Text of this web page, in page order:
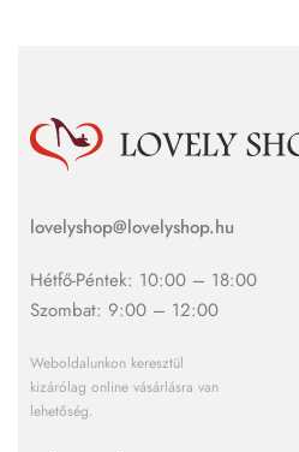
lovelyshop@lovelyshop.hu
Hétfő-Péntek: 10:00 – 18:00
Szombat: 9:00 – 12:00
Weboldalunkon keresztül
kizárólag online vásárlásra van
lehetőség.